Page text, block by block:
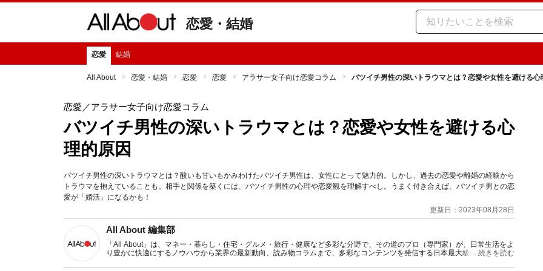
恋愛・結婚
恋愛 結婚
All About 恋愛・結婚 恋愛 恋愛 アラサー女子向け恋愛コラム バツイチ男性の深いトラウマとは？恋愛や女性を避ける心
恋愛 ／アラサー女子向け恋愛コラム
バツイチ男性の深いトラウマとは？恋愛や女性を避ける心
理的原因
バツイチ男性の深いトラウマとは？酸いも甘いもかみわけたバツイチ男性は、女性にとって魅力的。しかし、過去の恋愛や離婚の経験から
トラウマを抱えていることも。相手と関係を築くには、バツイチ男性の心理や恋愛観を理解すべし。うまく付き合えば、バツイチ男との恋
愛が「婚活」になるかも！
更新日：2023年08月28日
All About 編集部
「All About」は、マネー・暮らし・住宅・グルメ・旅行・健康など多彩な分野で、その道のプロ（専門家）が、日常生活をよ
り豊かに快適にするノウハウから業界の最新動向、読み物コラムまで、多彩なコンテンツを発信する日本最大級の総合情報サ
...続きを読む